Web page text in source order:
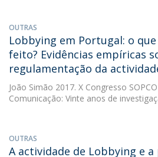
OUTRAS
Lobbying em Portugal: o
feito? Evidências empíricas
regulamentação da
João Simão 2017. X Congresso
Comunicação: Vinte anos de
OUTRAS
A actividade de Lobbying e